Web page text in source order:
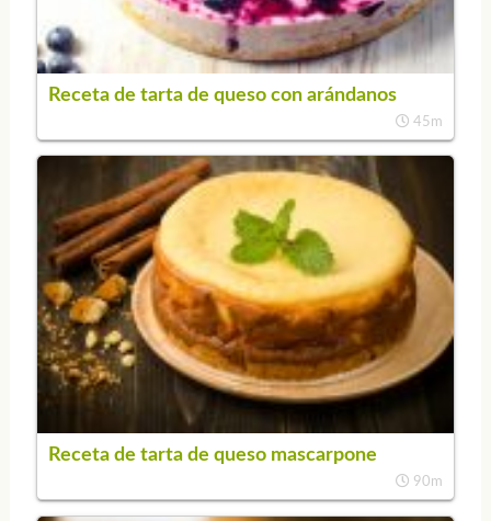
Receta de tarta de queso con arándanos
45m
Receta de tarta de queso mascarpone
90m